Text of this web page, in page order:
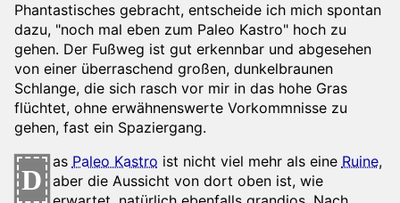
Phantastisches gebracht, entscheide ich mich spontan
dazu, "noch mal eben zum Paleo Kastro" hoch zu
gehen. Der Fußweg ist gut erkennbar und abgesehen
von einer überraschend großen, dunkelbraunen
Schlange, die sich rasch vor mir in das hohe Gras
flüchtet, ohne erwähnenswerte Vorkommnisse zu
gehen, fast ein Spaziergang.
D
as Paleo Kastro ist nicht viel mehr als eine Ruine,
aber die Aussicht von dort oben ist, wie